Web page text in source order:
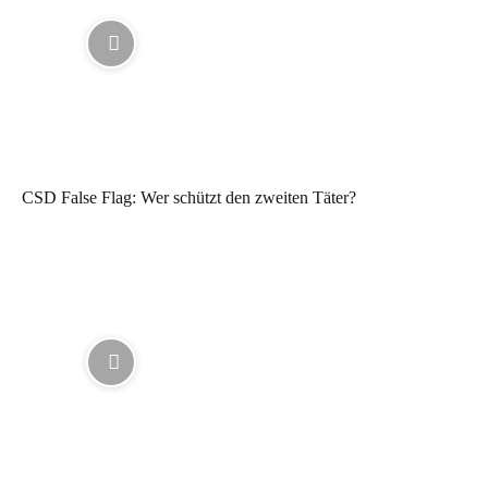
CSD False Flag: Wer schützt den zweiten Täter?